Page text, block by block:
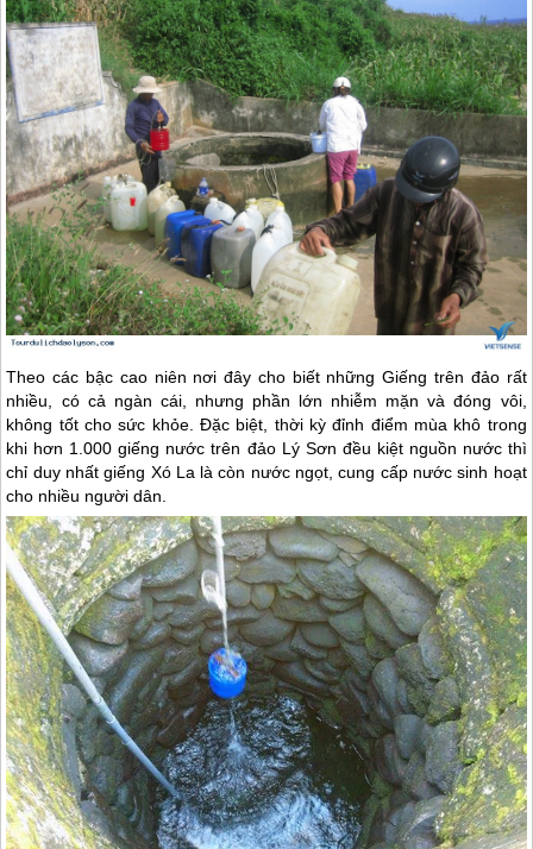
Theo các bậc cao niên nơi đây cho biết những Giếng trên đảo rất
nhiều, có cả ngàn cái, nhưng phần lớn nhiễm mặn và đóng vôi,
không tốt cho sức khỏe. Đặc biệt, thời kỳ đỉnh điểm mùa khô trong
khi hơn 1.000 giếng nước trên đảo Lý Sơn đều kiệt nguồn nước thì
chỉ duy nhất giếng Xó La là còn nước ngọt, cung cấp nước sinh hoạt
cho nhiều người dân.